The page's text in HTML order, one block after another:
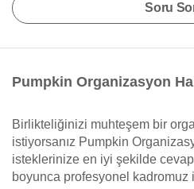
Soru
Pumpkin Organizasyon
Birlikteliğinizi muhteşem bir
istiyorsanız Pumpkin
isteklerinize en iyi şekilde
boyunca profesyonel kadromuz